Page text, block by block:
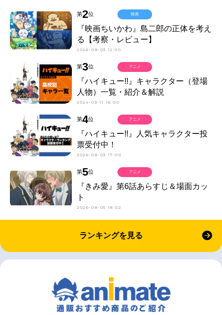
第2位
『映画ちいかわ』島二郎の正体を考え
る【考察・レビュー】
2026-08-03 12:00
映画
第3位
『ハイキュー!!』キャラクター（登場
人物）一覧・紹介＆解説
2024-03-11 16:00
アニメ
第4位
『ハイキュー!!』人気キャラクター投
票受付中！
2026-08-03 17:00
アニメ
第5位
『きみ愛』第6話あらすじ＆場面カッ
ト
2026-08-05 18:02
アニメ
ランキングを見る